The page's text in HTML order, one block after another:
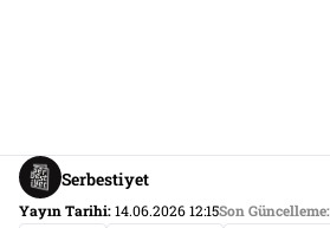
Serbestiyet
Yayın Tarihi:14.06.2026 12:15Son Güncelleme: